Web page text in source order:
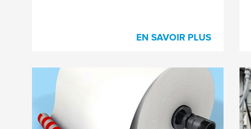
EN SAVOIR PLUS
Rubans adhésifs pour processus
de fabrication du papier
Solutions adhésives éprouvées pour le